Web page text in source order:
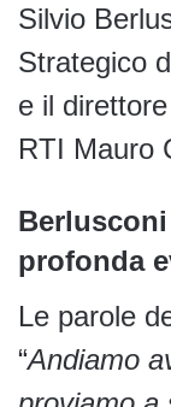
Silvio
Strategico
e il
RTI Mauro
profonda
Le parole
“Andiamo